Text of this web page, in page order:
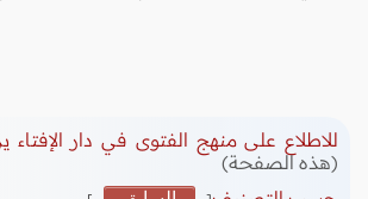
للاطلاع على منهج الفتوى في دار الإفتاء
(هذه الصفحة)